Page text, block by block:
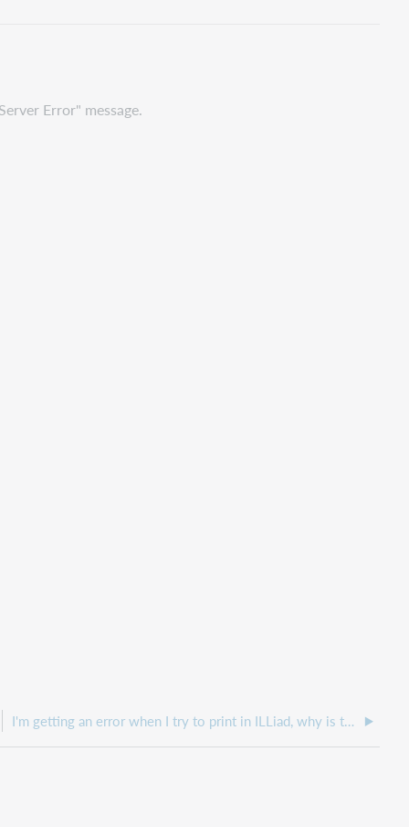
Error" message.
I'm getting an error when I try to print in ILLiad, why is this?